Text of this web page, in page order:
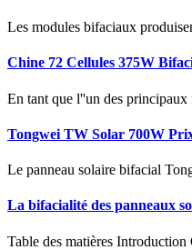
Les modules bifaciaux
Chine 72 Cellules 375W
En tant que l''un des
Tongwei TW Solar 700W
Le panneau solaire bifacial
La bifacialité des panneaux
Table des matières